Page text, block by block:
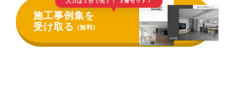
▲
施工事例集を
受け取る(無料)